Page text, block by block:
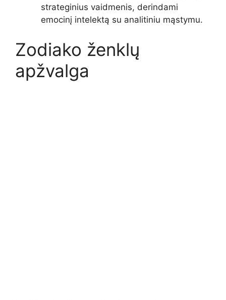
strateginius vaidmenis, derindami
emocinį intelektą su analitiniu mąstymu.
Zodiako ženklų
apžvalga